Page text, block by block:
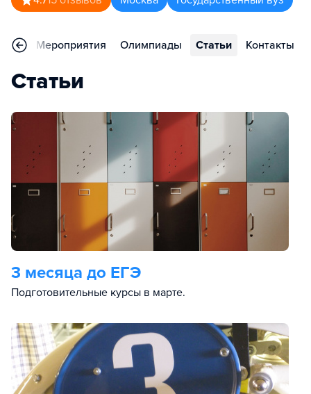
Мероприятия Олимпиады Статьи Контакты
Статьи
3 месяца до ЕГЭ
Подготовительные курсы в марте.